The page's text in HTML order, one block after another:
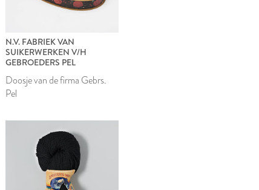
N.V. FABRIEK VAN
SUIKERWERKEN V/H
GEBROEDERS PEL
Doosje van de firma Gebrs.
Pel